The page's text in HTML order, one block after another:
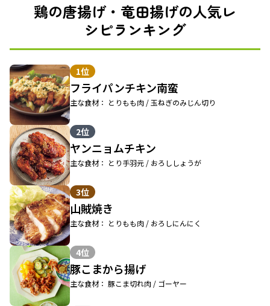
鶏の唐揚げ・竜田揚げの人気レ
シピランキング
1位
フライパンチキン南蛮
主な食材： とりもも肉 / 玉ねぎのみじん切り
2位
ヤンニョムチキン
主な食材： とり手羽元 / おろししょうが
3位
山賊焼き
主な食材： とりもも肉 / おろしにんにく
4位
豚こまから揚げ
主な食材： 豚こま切れ肉 / ゴーヤー